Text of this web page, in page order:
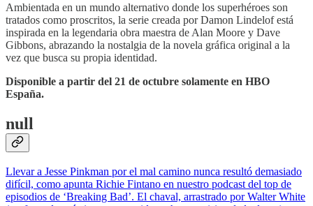
Ambientada en un mundo alternativo donde los superhéroes son
tratados como proscritos, la serie creada por Damon Lindelof está
inspirada en la legendaria obra maestra de Alan Moore y Dave
Gibbons, abrazando la nostalgia de la novela gráfica original a la
vez que busca su propia identidad.
Disponible a partir del 21 de octubre solamente en HBO
España.
null
Llevar a Jesse Pinkman por el mal camino nunca resultó demasiado
difícil, como apunta Richie Fintano en nuestro podcast del top de
episodios de ‘Breaking Bad’. El chaval, arrastrado por Walter White